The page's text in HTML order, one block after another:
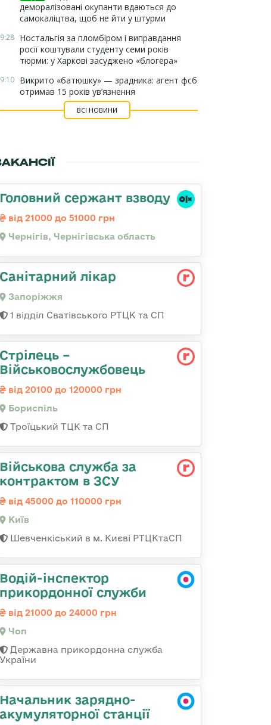
деморалізовані окупанти вдаються до
самокаліцтва, щоб не йти у штурми
Ностальгія за пломбіром і виправдання
росії коштували студенту семи років
тюрми: у Харкові засуджено «блогера»
Викрито «батюшку» — зрадника: агент фсб
отримав 15 років ув’язнення
ВСІ НОВИНИ
Головний сержант взводу
від 21000 до 51000 грн
Чернігів, Чернігівська область
Санітарний лікар
Запоріжжя
1 відділ Сватівського РТЦК та СП
Стрілець –
Військовослужбовець
від 20100 до 120000 грн
Бориспіль
Троїцький ТЦК та СП
Військова служба за
контрактом в ЗСУ
від 45000 до 110000 грн
Київ
Шевченкіський в м. Києві РТЦКтаСП
Водій-інспектор
прикордонної служби
від 21000 до 24000 грн
Чоп
Державна прикордонна служба
України
Начальник зарядно-
акумуляторної станції